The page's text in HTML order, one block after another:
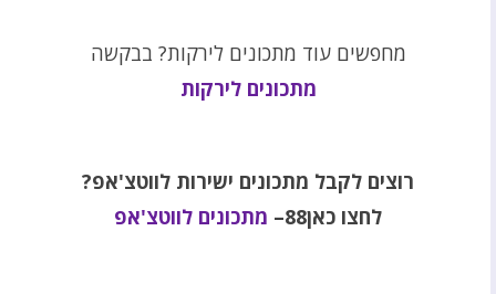
מחפשים עוד מתכונים לירקות? בבקשה
מתכונים לירקות
רוצים לקבל מתכונים ישירות לווטצ'אפ?
לחצו כאן88–
מתכונים לווטצ'אפ